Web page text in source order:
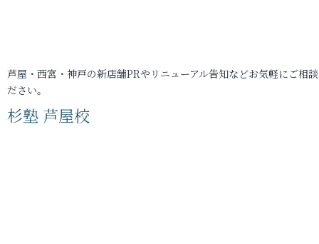
芦屋・西宮・神戸の新店舗PRやリニューアル告知などお気軽にご相
ださい。
杉塾 芦屋校